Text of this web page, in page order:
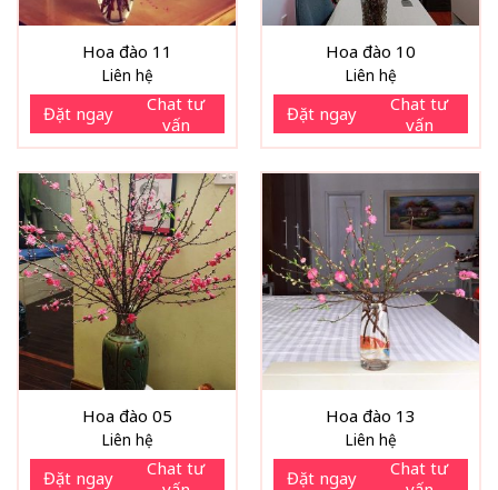
Hoa đào 11
Liên hệ
Đặt ngay
Chat tư
vấn
Hoa đào 10
Liên hệ
Đặt ngay
Chat tư
vấn
Hoa đào 05
Liên hệ
Đặt ngay
Chat tư
Hoa đào 13
Liên hệ
Đặt ngay
Chat tư